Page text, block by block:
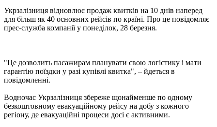
Укрзалізниця відновлює продаж квитків на 10 днів наперед
для більш як 40 основних рейсів по країні. Про це повідомляє
прес-служба компанії у понеділок, 28 березня.
"Це дозволить пасажирам планувати свою логістику і мати
гарантію поїздки у разі купівлі квитка", – йдеться в
повідомленні.
Водночас Укрзалізниця збереже щонайменше по одному
безкоштовному евакуаційному рейсу на добу з кожного
регіону, де евакуаційні процеси досі є активними.